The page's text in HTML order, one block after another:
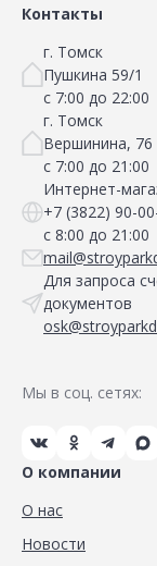
Контакты
г. Томск
Пушкина 59/1
с 7:00 до 22:00
г. Томск
Вершинина, 76
с 7:00 до 21:00
Интернет-
+7 (3822) 90-
с 8:00 до 21:00
Для запроса
документов
Мы в соц. сетях:
О компании
О нас
Новости